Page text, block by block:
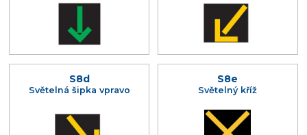
S8d
Světelná šipka vpravo
S8e
Světelný kříž